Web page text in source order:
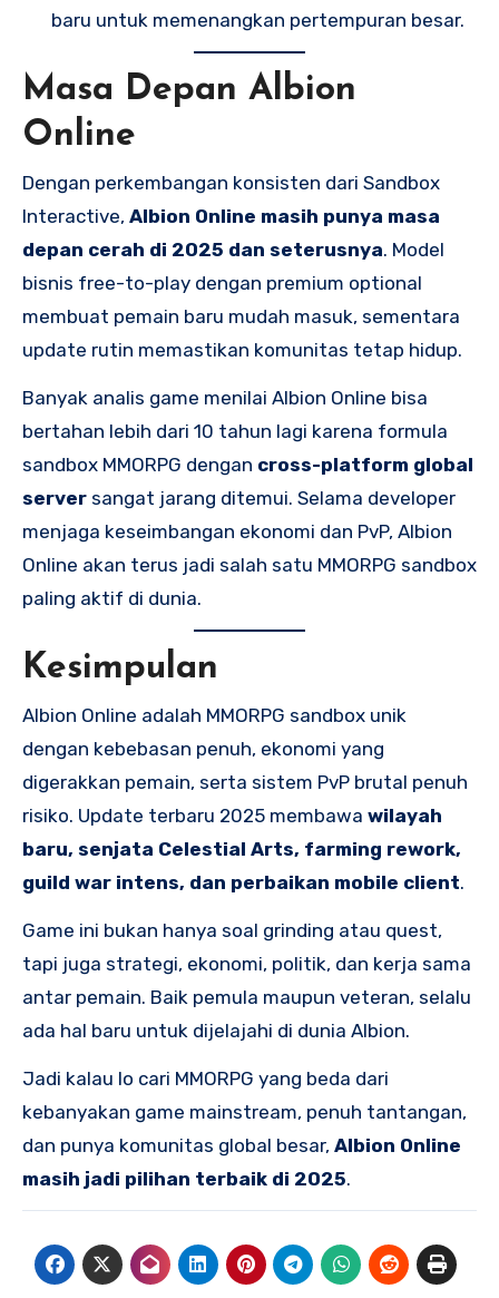
baru untuk memenangkan pertempuran besar.
Masa Depan Albion
Online
Dengan perkembangan konsisten dari Sandbox
Interactive, Albion Online masih punya masa
depan cerah di 2025 dan seterusnya. Model
bisnis free-to-play dengan premium optional
membuat pemain baru mudah masuk, sementara
update rutin memastikan komunitas tetap hidup.
Banyak analis game menilai Albion Online bisa
bertahan lebih dari 10 tahun lagi karena formula
sandbox MMORPG dengan cross-platform global
server sangat jarang ditemui. Selama developer
menjaga keseimbangan ekonomi dan PvP, Albion
Online akan terus jadi salah satu MMORPG sandbox
paling aktif di dunia.
Kesimpulan
Albion Online adalah MMORPG sandbox unik
dengan kebebasan penuh, ekonomi yang
digerakkan pemain, serta sistem PvP brutal penuh
risiko. Update terbaru 2025 membawa wilayah
baru, senjata Celestial Arts, farming rework,
guild war intens, dan perbaikan mobile client.
Game ini bukan hanya soal grinding atau quest,
tapi juga strategi, ekonomi, politik, dan kerja sama
antar pemain. Baik pemula maupun veteran, selalu
ada hal baru untuk dijelajahi di dunia Albion.
Jadi kalau lo cari MMORPG yang beda dari
kebanyakan game mainstream, penuh tantangan,
dan punya komunitas global besar, Albion Online
masih jadi pilihan terbaik di 2025.